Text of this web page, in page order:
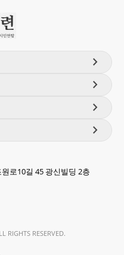
chevron_right
chevron_right
chevron_right
chevron_right
로10길 45 광신빌딩 2층
RIGHTS RESERVED.